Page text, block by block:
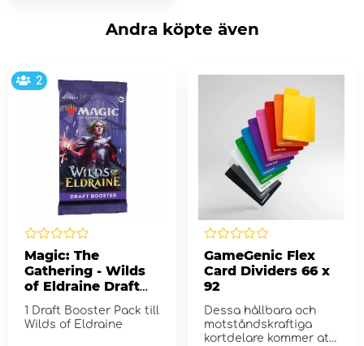
Andra köpte även
2
Magic: The
Gathering - Wilds
of Eldraine Draft
Booster
1 Draft Booster Pack till
Wilds of Eldraine
GameGenic Flex
Card Dividers 66 x
92
Dessa hållbara och
motståndskraftiga
kortdelare kommer att